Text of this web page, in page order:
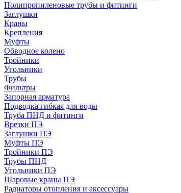
Полипропиленовые трубы и фитинги
Заглушки
Краны
Крепления
Муфты
Обводное колено
Тройники
Угольники
Трубы
Фильтры
Запорная арматура
Подводка гибкая для воды
Труба ПНД и фитинги
Врезки ПЭ
Заглушки ПЭ
Муфты ПЭ
Тройники ПЭ
Трубы ПНД
Угольники ПЭ
Шаровые краны ПЭ
Радиаторы отопления и аксессуары